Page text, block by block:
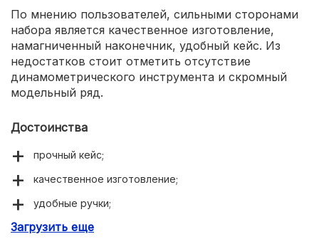
По мнению пользователей, сильными сторонами
набора является качественное изготовление,
намагниченный наконечник, удобный кейс. Из
недостатков стоит отметить отсутствие
динамометрического инструмента и скромный
модельный ряд.
Достоинства
прочный кейс;
качественное изготовление;
удобные ручки;
отверстия для подвеса.
Загрузить еще